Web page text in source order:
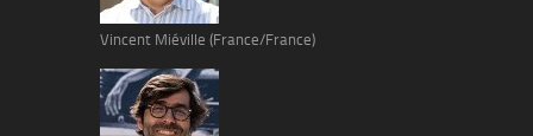
Vincent Miéville (France/France)